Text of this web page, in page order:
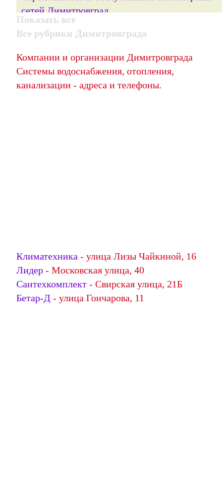
сетей Димитровград
Трубы и трубопроводная арматура
Димитровград
Установка кондиционеров Димитровград
Показать все
Все рубрики Димитровграда
Компании и организации Димитровграда
Системы водоснабжения, отопления,
канализации - адреса и телефоны.
Климатехника - улица Лизы Чайкиной, 16
Лидер - Московская улица, 40
Сантехкомплект - Свирская улица, 21Б
Бетар-Д - улица Гончарова, 11